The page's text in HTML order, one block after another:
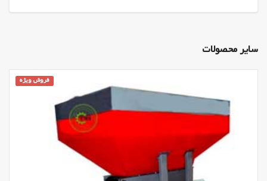
سایر محصولات
فروش ویژه